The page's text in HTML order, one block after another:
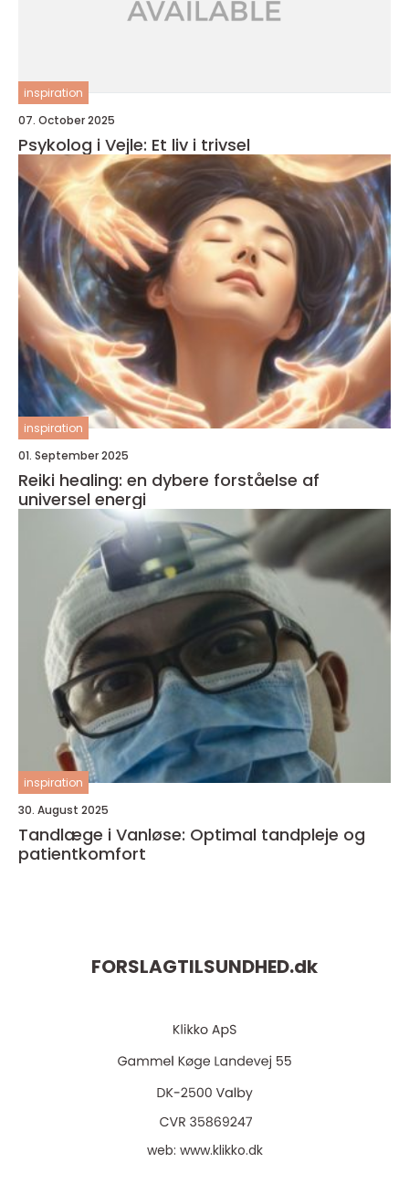
inspiration
07. October 2025
Psykolog i Vejle: Et liv i trivsel
inspiration
01. September 2025
Reiki healing: en dybere forståelse af
universel energi
inspiration
30. August 2025
Tandlæge i Vanløse: Optimal tandpleje og
patientkomfort
FORSLAGTILSUNDHED.dk
web: www.klikko.dk